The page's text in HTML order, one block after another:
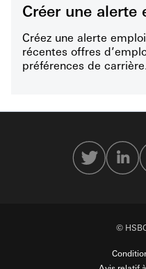
Créer une alerte
Créez une alerte
récentes offres
préférences de
©